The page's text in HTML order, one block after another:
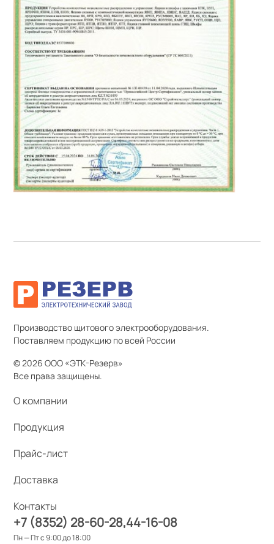
Производство щитового электрооборудования.
Поставляем продукцию по всей России
© 2026 ООО «ЭТК-Резерв»
Все права защищены.
О компании
Продукция
Прайс-лист
Доставка
Контакты
+7 (8352) 28-60-28 44-16-08
Пн — Пт с 9:00 до 18:00